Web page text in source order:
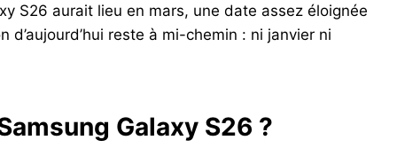
S26 aurait lieu en mars, une date assez éloignée
reste à mi-chemin : ni janvier ni
Galaxy S26 ?